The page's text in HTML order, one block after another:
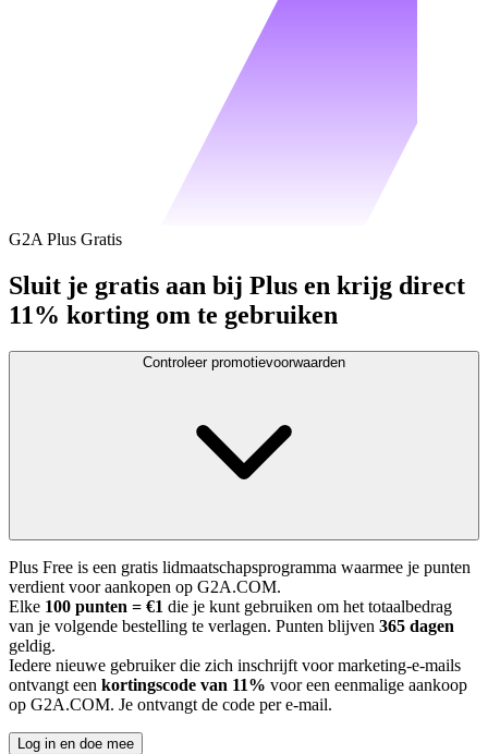
G2A Plus Gratis
Sluit je gratis aan bij Plus en krijg direct
11% korting om te gebruiken
Controleer promotievoorwaarden
Plus Free is een gratis lidmaatschapsprogramma waarmee je punten
verdient voor aankopen op G2A.COM.
Elke 100 punten = €1 die je kunt gebruiken om het totaalbedrag
van je volgende bestelling te verlagen. Punten blijven 365 dagen
geldig.
Iedere nieuwe gebruiker die zich inschrijft voor marketing-e-mails
ontvangt een kortingscode van 11% voor een eenmalige aankoop
op G2A.COM. Je ontvangt de code per e-mail.
Log in en doe mee